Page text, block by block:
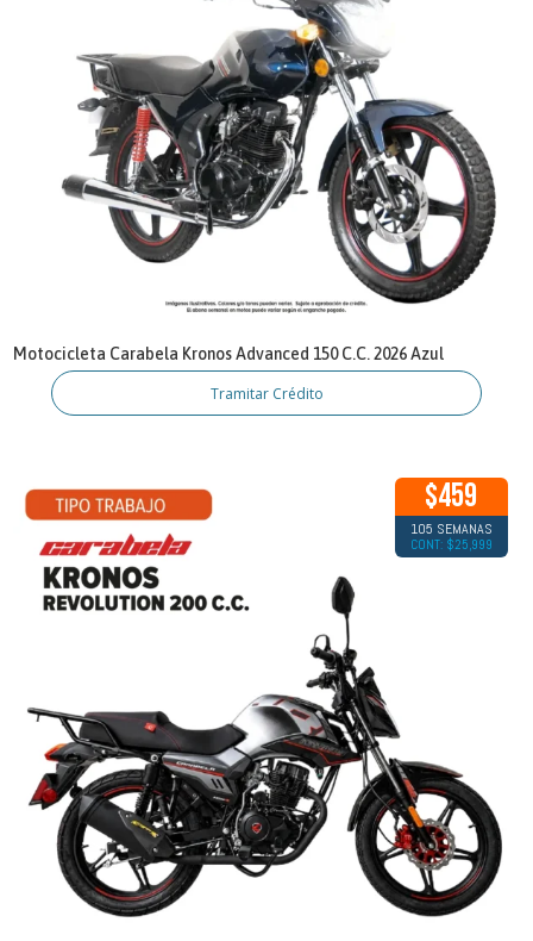
Motocicleta Carabela Kronos Advanced 150 C.C. 2026 Azul
Tramitar Crédito
$459
105 SEMANAS
CONT: $25,999